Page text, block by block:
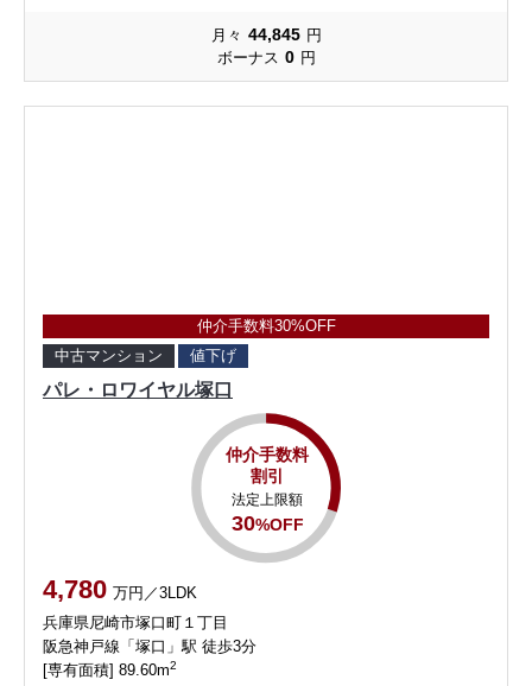
月々 44,845 円
ボーナス 0 円
仲介手数料30%OFF
中古マンション
値下げ
パレ・ロワイヤル塚口
仲介手数料
割引
法定上限額
30%OFF
4,780 万円／3LDK
兵庫県尼崎市塚口町１丁目
阪急神戸線「塚口」駅 徒歩3分
[専有面積] 89.60m2